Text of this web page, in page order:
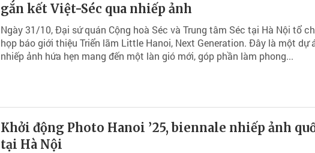
gắn kết Việt-Séc qua nhiếp ảnh
Ngày 31/10, Đại sứ quán Cộng hoà Séc và Trung tâm Séc tại Hà Nội tổ
họp báo giới thiệu Triển lãm Little Hanoi, Next Generation. Đây là một dự
nhiếp ảnh hứa hẹn mang đến một làn gió mới, góp phần làm phong...
Khởi động Photo Hanoi ’25, biennale nhiếp ảnh
tại Hà Nội